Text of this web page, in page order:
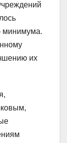
минимума.
их